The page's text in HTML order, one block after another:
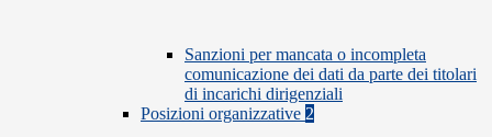
Sanzioni per mancata o incompleta
comunicazione dei dati da parte dei titolari
di incarichi dirigenziali
Posizioni organizzative 2